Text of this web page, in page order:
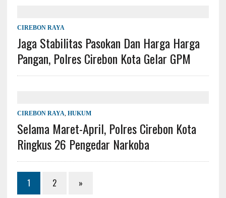
CIREBON RAYA
Jaga Stabilitas Pasokan Dan Harga Harga
Pangan, Polres Cirebon Kota Gelar GPM
CIREBON RAYA HUKUM
Selama Maret-April, Polres Cirebon Kota
Ringkus 26 Pengedar Narkoba
1 2 »